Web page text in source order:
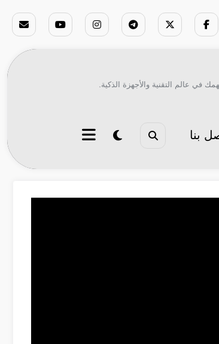
في عالم التقنية والأجهزة الذكية.
بنا